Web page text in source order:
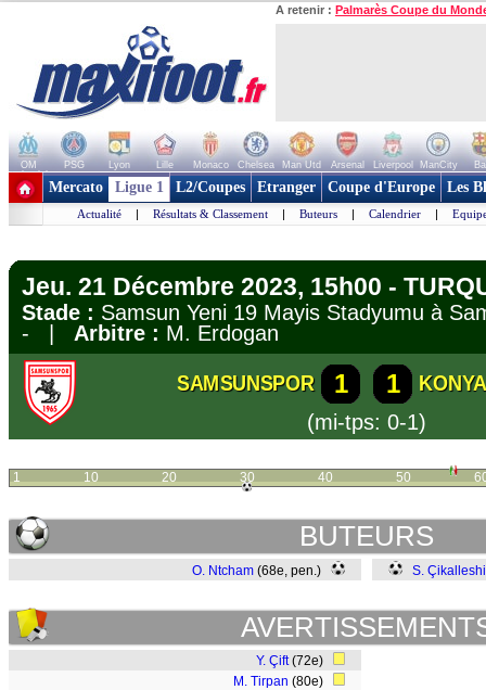
A retenir : Palmarès Coupe du
OM PSG Lyon Lille Monaco Chelsea Man Utd Arsenal Liverpool ManCity
+ de clubs
Mercato Ligue 1 L2/Coupes Etranger Coupe d'Europe Les
Actualité | Résultats & Classement | Buteurs | Calendrier |
Jeu. 21 Décembre 2023, 15h00 -
Stade : Samsun Yeni 19 Mayis Stadyumu à
- | Arbitre : M. Erdogan
SAMSUNSPOR 1 1
(mi-tps: 0-1)
1 10 20 30 40 50
BUTEURS
O. Ntcham (68e, pen.) S. Çikalleshi
Y. Çift(72e)
M. Tirpan (80e)